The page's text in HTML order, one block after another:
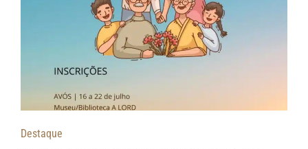
Destaque